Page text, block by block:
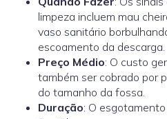
limpeza incluem mau
vaso sanitário
escoamento da descarga.
Preço Médio: O custo
também ser cobrado por
do tamanho da fossa.
Duração: O